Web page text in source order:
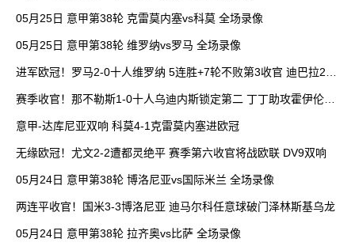
05月25日 意甲第38轮 克雷莫内塞vs科莫 全场录像
05月25日 意甲第38轮 维罗纳vs罗马 全场录像
进军欧冠！罗马2-0十人维罗纳 5连胜+7轮不败第3收官 迪巴拉2助
赛季收官！那不勒斯1-0十人乌迪内斯锁定第二 丁丁助攻霍伊伦制
意甲-达库尼亚双响 科莫4-1克雷莫内塞进欧冠
无缘欧冠！尤文2-2遭都灵绝平 赛季第六收官将战欧联 DV9双响
05月24日 意甲第38轮 博洛尼亚vs国际米兰 全场录像
两连平收官！国米3-3博洛尼亚 迪马尔科任意球破门泽林斯基乌龙
05月24日 意甲第38轮 拉齐奥vs比萨 全场录像